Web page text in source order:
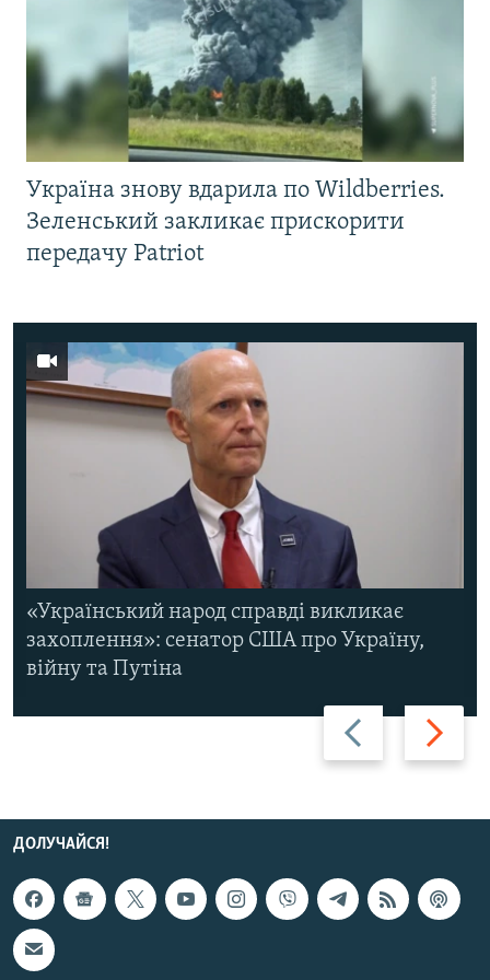
Україна знову вдарила по Wildberries.
Зеленський закликає прискорити
передачу Patriot
Назад Вперед
«Український народ справді викликає
захоплення»: сенатор США про Україну,
війну та Путіна
ДОЛУЧАЙСЯ!